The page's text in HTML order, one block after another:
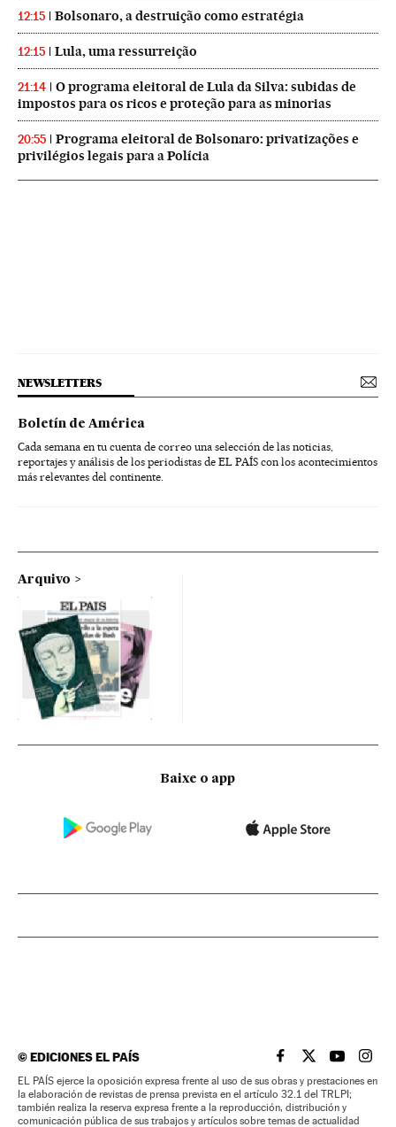
12:15 Bolsonaro, a destruição como estratégia
12:15 Lula, uma ressurreição
21:14
O programa eleitoral de Lula da Silva: subidas de
impostos para os ricos e proteção para as minorias
20:55
Programa eleitoral de Bolsonaro: privatizações e
privilégios legais para a Polícia
NEWSLETTERS
Boletín de América
Cada semana en tu cuenta de correo una selección de las noticias,
reportajes y análisis de los periodistas de EL PAÍS con los acontecimientos
más relevantes del continente.
Arquivo
Baixe o app
©EDICIONES EL PAÍS EL PAÍS BRASIL EN
EL PAÍSEL PAÍS
EL
EL PAÍS ejerce la oposición expresa frente al uso de sus obras y prestaciones en
la elaboración de revistas de prensa prevista en el artículo 32.1 del TRLPI;
también realiza la reserva expresa frente a la reproducción, distribución y
comunicación pública de sus trabajos y artículos sobre temas de actualidad